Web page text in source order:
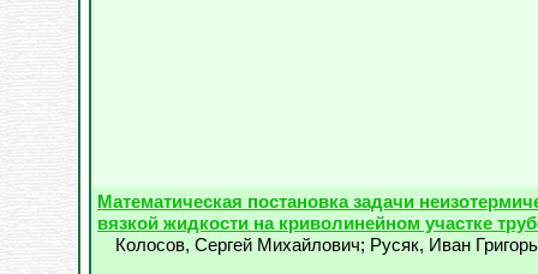
Математическая постановка задачи
вязкой жидкости на криволинейном участке
Колосов, Сергей Михайлович; Русяк, Иван